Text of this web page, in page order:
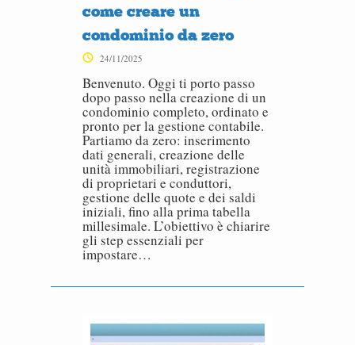
come creare un
condominio da zero
24/11/2025
Benvenuto. Oggi ti porto passo
dopo passo nella creazione di un
condominio completo, ordinato e
pronto per la gestione contabile.
Partiamo da zero: inserimento
dati generali, creazione delle
unità immobiliari, registrazione
di proprietari e conduttori,
gestione delle quote e dei saldi
iniziali, fino alla prima tabella
millesimale. L’obiettivo è chiarire
gli step essenziali per
impostare…